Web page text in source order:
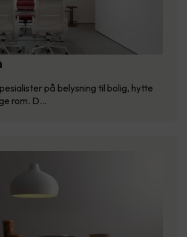
på belysning til bolig, hytte
rom. D…